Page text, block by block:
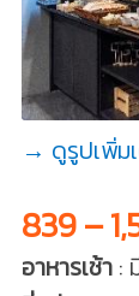
→ ดูรูปเพิ่ม
839 –
อาหารเช้า: